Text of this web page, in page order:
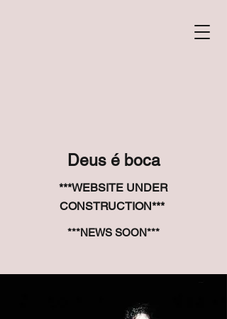
Deus é boca
***WEBSITE UNDER
CONSTRUCTION***
***NEWS SOON***